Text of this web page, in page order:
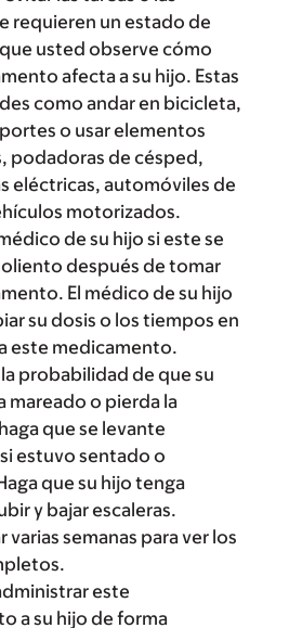
requieren un estado de
usted observe cómo
afecta a su hijo. Estas
como andar en bicicleta,
o usar elementos
podadoras de césped,
eléctricas, automóviles de
motorizados.
de su hijo si este se
después de tomar
El médico de su hijo
su dosis o los tiempos en
este medicamento.
probabilidad de que su
mareado o pierda la
que se levante
estuvo sentado o
que su hijo tenga
y bajar escaleras.
varias semanas para ver los
este
a su hijo de forma